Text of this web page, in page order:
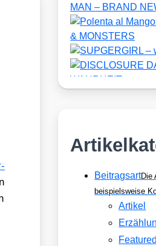
BeitragsartDie
beispielsweise
Artikel